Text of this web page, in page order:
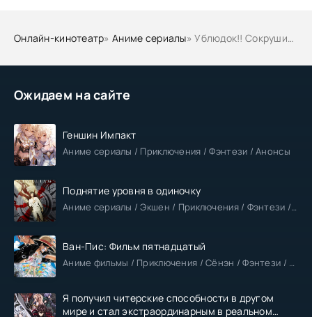
Ожидаем на сайте
Геншин Импакт
Аниме сериалы / Приключения / Фэнтези / Анонсы
Поднятие уровня в одиночку
Аниме сериалы / Экшен / Приключения / Фэнтези / Анонсы
Ван-Пис: Фильм пятнадцатый
Аниме фильмы / Приключения / Сёнэн / Фэнтези / Анонсы
Я получил читерские способности в другом
мире и стал экстраординарным в реальном
Онлайн-кинотеатр»Аниме сериалы» Ублюдок!! Сокрушитель тьмы